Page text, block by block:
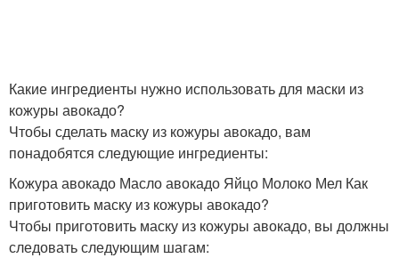
Какие ингредиенты нужно использовать для маски из
кожуры авокадо?
Чтобы сделать маску из кожуры авокадо, вам
понадобятся следующие ингредиенты:
Кожура авокадо Масло авокадо Яйцо Молоко Мел Как
приготовить маску из кожуры авокадо?
Чтобы приготовить маску из кожуры авокадо, вы должны
следовать следующим шагам: